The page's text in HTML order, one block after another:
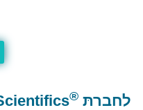
Aix Scientifics